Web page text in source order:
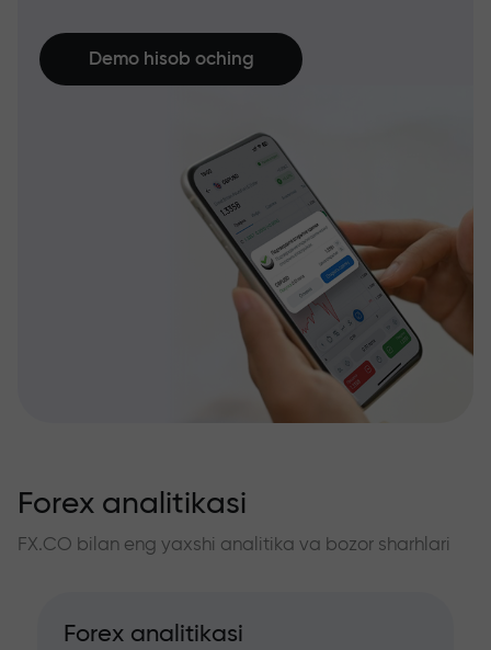
Demo hisob oching
Forex analitikasi
FX.CO bilan eng yaxshi analitika va bozor sharhlari
Forex analitikasi